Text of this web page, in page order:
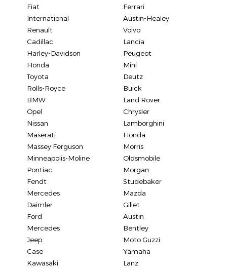
Fiat
Ferrari
International
Austin-Healey
Renault
Volvo
Cadillac
Lancia
Harley-Davidson
Peugeot
Honda
Mini
Toyota
Deutz
Rolls-Royce
Buick
BMW
Land Rover
Opel
Chrysler
Nissan
Lamborghini
Maserati
Honda
Massey Ferguson
Morris
Minneapolis-Moline
Oldsmobile
Pontiac
Morgan
Fendt
Studebaker
Mercedes
Mazda
Daimler
Gillet
Ford
Austin
Mercedes
Bentley
Jeep
Moto Guzzi
Case
Yamaha
Kawasaki
Lanz